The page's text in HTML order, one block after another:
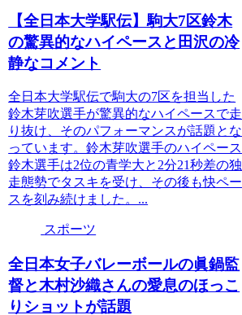
【全日本大学駅伝】駒大7区鈴木
の驚異的なハイペースと田沢の冷
静なコメント
全日本大学駅伝で駒大の7区を担当した
鈴木芽吹選手が驚異的なハイペースで走
り抜け、そのパフォーマンスが話題とな
っています。鈴木芽吹選手のハイペース
鈴木選手は2位の青学大と2分21秒差の独
走態勢でタスキを受け、その後も快ペー
スを刻み続けました。...
スポーツ
全日本女子バレーボールの眞鍋監
督と木村沙織さんの愛息のほっこ
りショットが話題